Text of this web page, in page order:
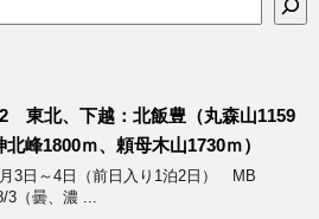
東北、下越：北飯豊（丸森山1159
北峰1800ｍ、頼母木山1730ｍ）
3日～4日（前日入り1泊2日） MB
3（曇、濃 ...